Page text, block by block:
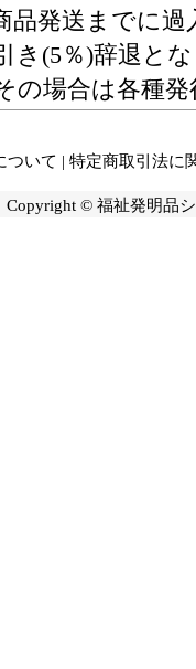
品発送までに過
き(5％)辞退と
の場合は各種発
ついて | 特定商取引法に
Copyright © 福祉発明品